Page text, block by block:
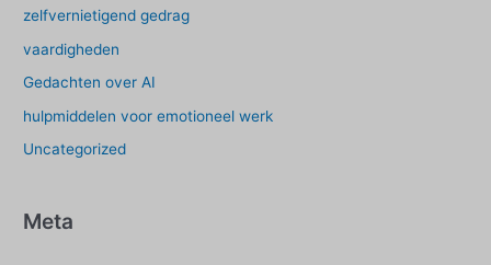
zelfvernietigend gedrag
vaardigheden
Gedachten over AI
hulpmiddelen voor emotioneel werk
Uncategorized
Meta